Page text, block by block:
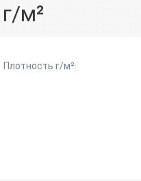
м²
Плотность г/м²: